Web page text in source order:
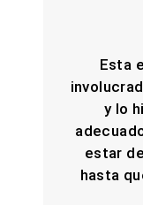
Esta
y lo
estar
hasta